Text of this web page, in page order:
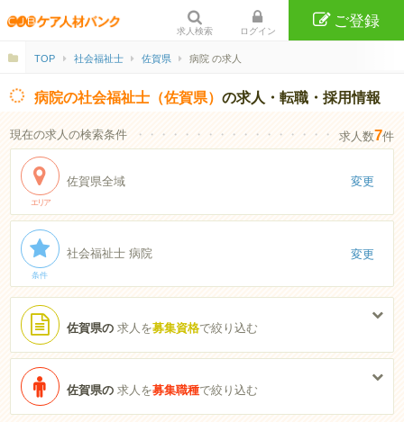
求人検索 ログイン
ご登録
TOP 社会福祉士 佐賀県 病院 の求人
病院の社会福祉士（佐賀県）の求人・転職・採用情報
現在の求人の検索条件 ・・・・・・・・・・・・・・・・・・・・・・
求人数7件
エリア
佐賀県全域 変更
条件
社会福祉士 病院 変更
佐賀県の求人を募集資格で絞り込む
佐賀県の求人を募集職種で絞り込む